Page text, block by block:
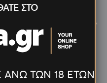
>
ΣΤΟ
ΑΝΩ ΤΩΝ 18 ΕΤΩΝ